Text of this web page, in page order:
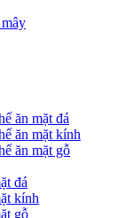
ăn mặt đá
ăn mặt kính
ăn mặt gỗ
đá
kính
gỗ